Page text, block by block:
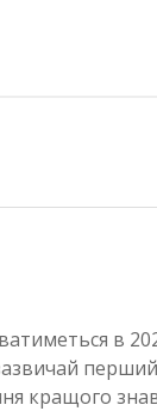
в
кращого